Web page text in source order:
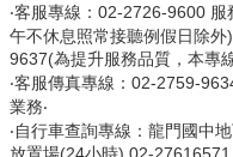
‧客服專線：02-2726-9600
午不休息照常接聽例假日除
9637(為提升服務品質，本專
‧客服傳真專線：02-2759-
業務‧
‧自行車查詢專線：龍門國中
放置場(24小時) 02-27616571